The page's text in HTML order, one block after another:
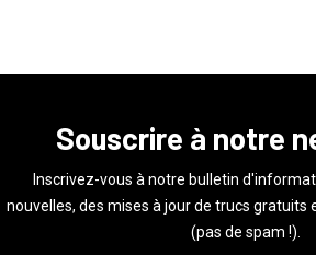
Souscrire à notre
Inscrivez-vous à notre bulletin
nouvelles, des mises à jour de trucs gratuits
(pas de spam !).